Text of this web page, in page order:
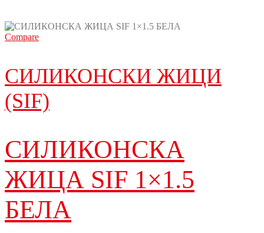
Compare
СИЛИКОНСКИ ЖИЦИ
(SIF)
СИЛИКОНСКА
ЖИЦА SIF 1×1.5
БЕЛА